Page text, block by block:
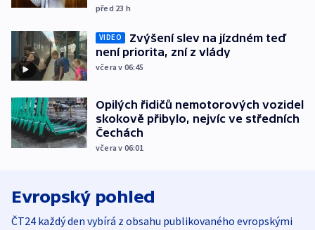
před 23 h
VIDEO
Zvýšení slev na jízdném teď
není priorita, zní z vlády
včera v 06:45
Opilých řidičů nemotorových vozidel
skokově přibylo, nejvíc ve středních
Čechách
včera v 06:01
Evropský pohled
ČT24 každý den vybírá z obsahu publikovaného evropskými